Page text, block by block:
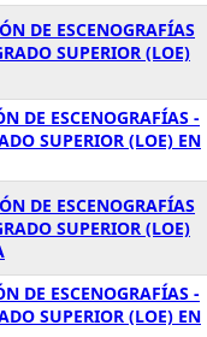
DE ESCENOGRAFÍAS
SUPERIOR (LOE)
DE ESCENOGRAFÍAS -
SUPERIOR (LOE) EN
DE ESCENOGRAFÍAS
SUPERIOR (LOE)
DE ESCENOGRAFÍAS -
SUPERIOR (LOE) EN